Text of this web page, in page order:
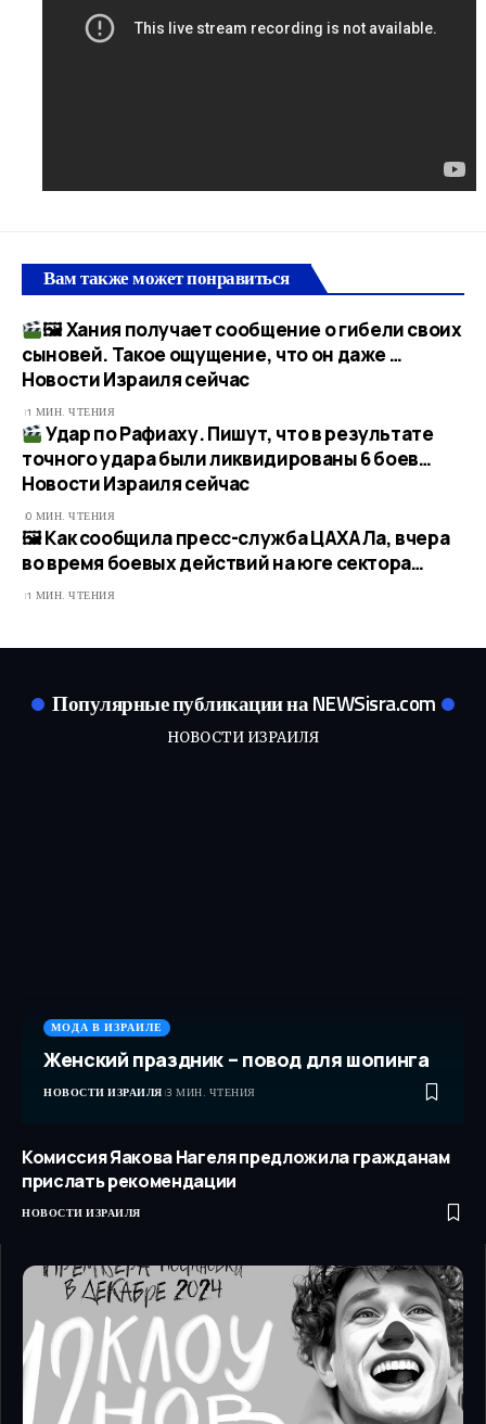
Вам также может понравиться
🖼 Хания получает сообщение о гибели своих
сыновей. Такое ощущение, что он даже …​
Новости Израиля сейчас
1 МИН. ЧТЕНИЯ
Удар по Рафиаху. Пишут, что в результате
точного удара были ликвидированы 6 боев…​
Новости Израиля сейчас
0 МИН. ЧТЕНИЯ
🖼 Как сообщила пресс-служба ЦАХАЛа, вчера
во время боевых действий на юге сектора…
1 МИН. ЧТЕНИЯ
Популярные публикации на NEWSisra.com
НОВОСТИ ИЗРАИЛЯ
МОДА В ИЗРАИЛЕ
Женский праздник – повод для шопинга
НОВОСТИ ИЗРАИЛЯ 3 МИН. ЧТЕНИЯ
Комиссия Яакова Нагеля предложила гражданам
прислать рекомендации
НОВОСТИ ИЗРАИЛЯ